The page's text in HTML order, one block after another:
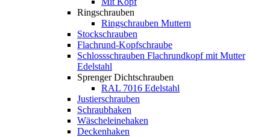
Ringschrauben
Ringschrauben Muttern
Stockschrauben
Flachrund-Kopfschraube
Schlossschrauben Flachrundkopf mit Mutter
Edelstahl
Sprenger Dichtschrauben
RAL 7016 Edelstahl
Justierschrauben
Schraubhaken
Wäscheleinehaken
Deckenhaken